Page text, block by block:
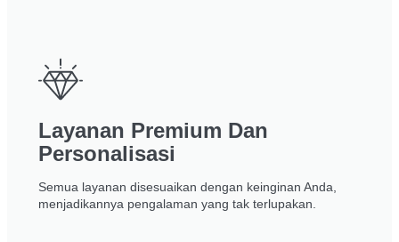
Layanan Premium Dan
Personalisasi
Semua layanan disesuaikan dengan keinginan Anda,
menjadikannya pengalaman yang tak terlupakan.